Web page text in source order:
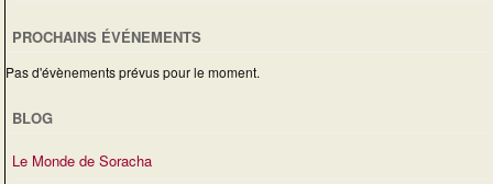
PROCHAINS ÉVÉNEMENTS
Pas d'évènements prévus pour le moment.
BLOG
Le Monde de Soracha